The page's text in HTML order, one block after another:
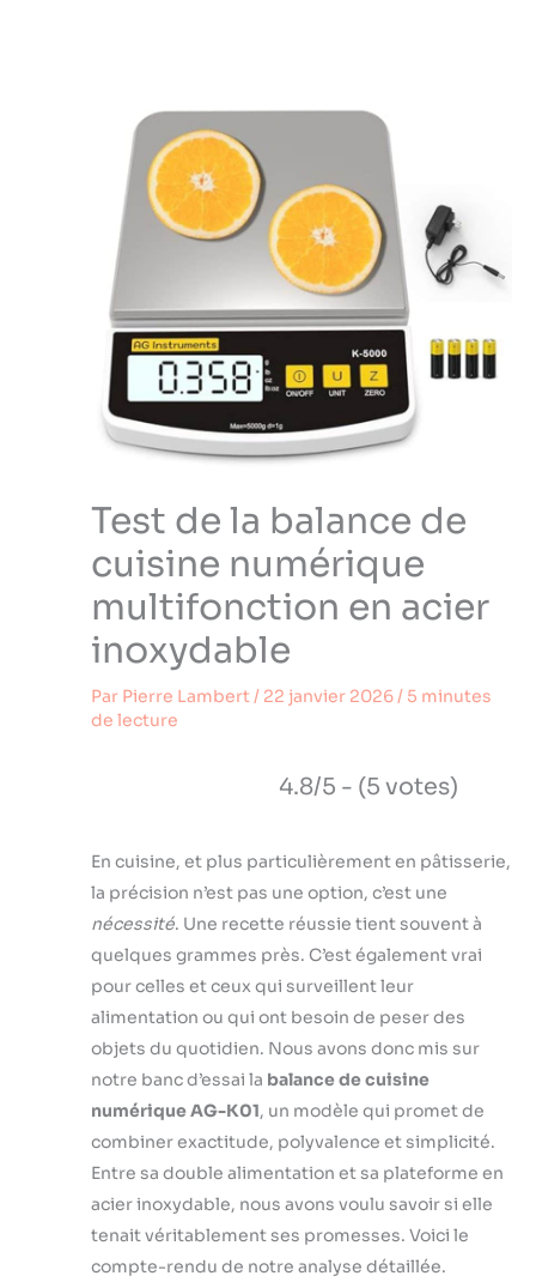
Test de la balance de
cuisine numérique
multifonction en acier
inoxydable
Par Pierre Lambert/ 22 janvier 2026/ 5 minutes
de lecture
4.8/5 - (5 votes)
En cuisine, et plus particulièrement en pâtisserie,
la précision n’est pas une option, c’est une
nécessité. Une recette réussie tient souvent à
quelques grammes près. C’est également vrai
pour celles et ceux qui surveillent leur
alimentation ou qui ont besoin de peser des
objets du quotidien. Nous avons donc mis sur
notre banc d’essai la balance de cuisine
numérique AG-K01, un modèle qui promet de
combiner exactitude, polyvalence et simplicité.
Entre sa double alimentation et sa plateforme en
acier inoxydable, nous avons voulu savoir si elle
tenait véritablement ses promesses. Voici le
compte-rendu de notre analyse détaillée.